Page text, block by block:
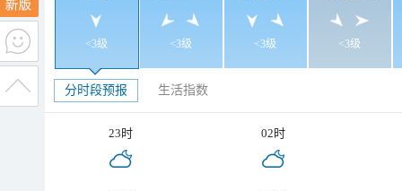
<3级 <3级 <3级 <3级
分时段预报 生活指数
23时 02时